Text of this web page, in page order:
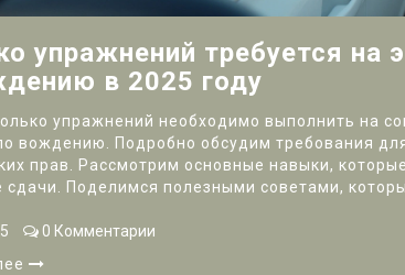
упражнений требуется на
в 2025 году
упражнений необходимо выполнить на
вождению. Подробно обсудим требования
прав. Рассмотрим основные навыки,
сдачи. Поделимся полезными советами,
0 Комментарии